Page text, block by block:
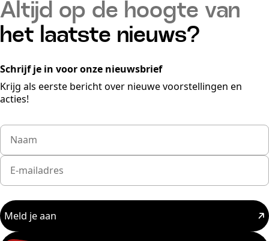
Altijd op de hoogte van
het laatste nieuws?
Schrijf je in voor onze nieuwsbrief
Krijg als eerste bericht over nieuwe voorstellingen en
acties!
Meld je aan